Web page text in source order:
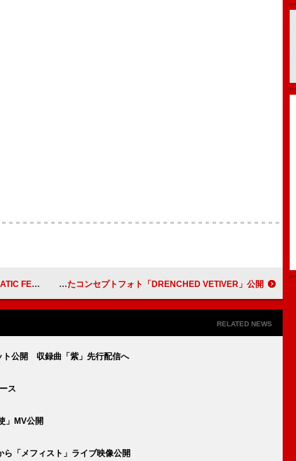
開催決定 LE SSERAFIM、モノクロで“熱さ”を表現したコンセプトフォト「DRENCHED VETIVER」公開
RELATED NEWS
ト公開 収録曲「紫」先行配信へ
ス
」MV公開
「メフィスト」ライブ映像公開